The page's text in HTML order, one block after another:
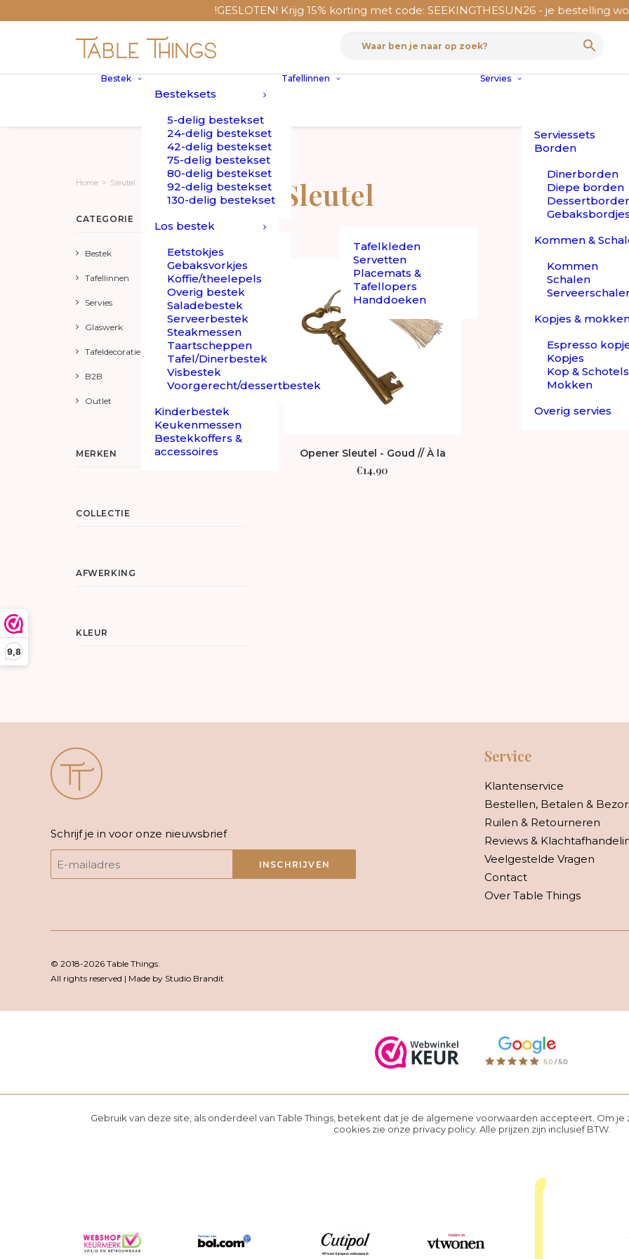
9,8
!GESLOTEN! Krijg 15% korting met code: SEEKINGTHESUN26 - je bestelling
Bestek
Besteksets
5-delig bestekset
24-delig bestekset
42-delig bestekset
75-delig bestekset
80-delig bestekset
92-delig bestekset
130-delig bestekset
Los bestek
Eetstokjes
Gebaksvorkjes
Koffie/theelepels
Overig bestek
Saladebestek
Serveerbestek
Steakmessen
Taartscheppen
Tafel/Dinerbestek
Visbestek
Voorgerecht/dessertbestek
Kinderbestek
Keukenmessen
Bestekkoffers &
accessoires
Tafellinnen
Tafelkleden
Servetten
Placemats &
Tafellopers
Handdoeken
Servies
Serviessets
Borden
Dinerborden
Diepe borden
Gebaksbordjes
Kommen &
Kommen
Schalen
Kopjes &
Espresso
Kopjes
Kop & Schotels
Mokken
Overig servies
Home > Sleutel
CATEGORIE
Bestek
Tafellinnen
Servies
Glaswerk
Tafeldecoratie
B2B
Outlet
MERKEN
COLLECTIE
AFWERKING
KLEUR
Sleutel
Opener Sleutel - Goud // À la
€14,90
Schrijf je in voor onze nieuwsbrief
INSCHRIJVEN
Service
Klantenservice
Bestellen, Betalen &
Ruilen & Retourneren
Reviews &
Veelgestelde Vragen
Contact
Over Table Things
© 2018-2026 Table Things.
All rights reserved | Made by Studio Brandit
Gebruik van deze site, als onderdeel van Table Things, betekent dat je de algemene voorwaarden accepteert. Om je
cookies zie onze privacy policy. Alle prijzen zijn inclusief BTW.